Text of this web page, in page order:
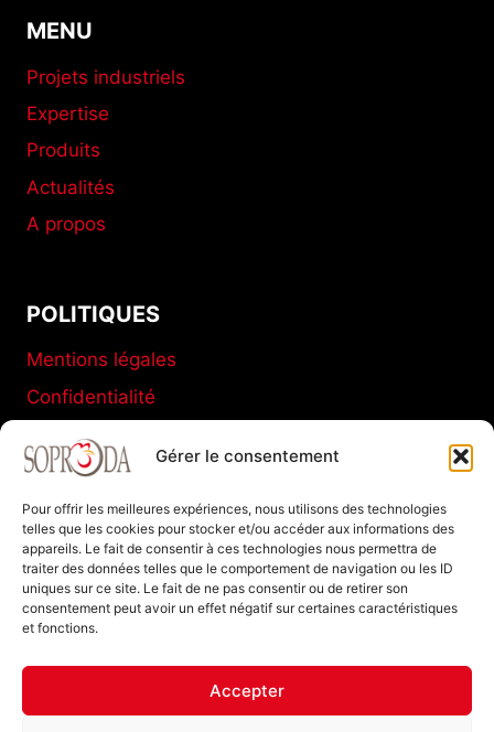
Gérer le consentement
Pour offrir les meilleures expériences, nous utilisons des technologies
telles que les cookies pour stocker et/ou accéder aux informations des
appareils. Le fait de consentir à ces technologies nous permettra de
traiter des données telles que le comportement de navigation ou les ID
uniques sur ce site. Le fait de ne pas consentir ou de retirer son
consentement peut avoir un effet négatif sur certaines caractéristiques
et fonctions.
Accepter
MENU
Projets industriels
Expertise
Produits
Actualités
A propos
POLITIQUES
Mentions légales
Confidentialité
Conditions générales de vente
Politique de cookies (UE)
SOPRODA
11 C Boulevard de La Marne
77120 Coulommiers FRANCE
Tel : +33 (0)1 64 20 94 40